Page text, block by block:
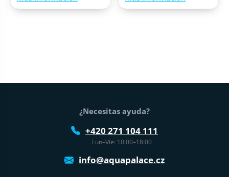
Pie de página
¿Necesitas ayuda?
+420 271 104 111
Lun–Vie: 10:00–18:00
info@aquapalace.cz